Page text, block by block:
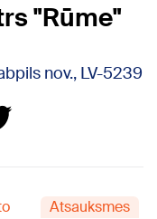
"Rūme"
nov., LV-5239
Atsauksmes